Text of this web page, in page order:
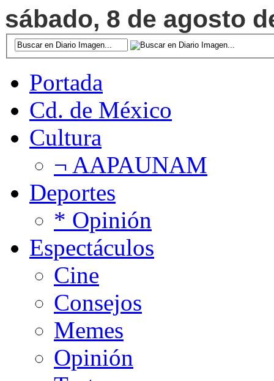
sábado, 8 de agosto
Portada
Cd. de México
Cultura
¬ AAPAUNAM
Deportes
* Opinión
Espectáculos
Cine
Consejos
Memes
Opinión